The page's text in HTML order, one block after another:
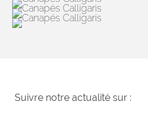
Suivre notre actualité sur :